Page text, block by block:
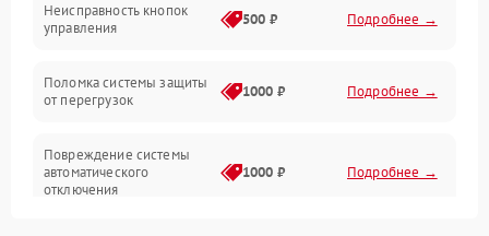
Прочие неисправности
Неисправность управления
Неисправность кнопок
управления
500 ₽ Подробнее →
Поломка системы защиты
от перегрузок
1000 ₽ Подробнее →
Повреждение системы
автоматического
отключения
1000 ₽ Подробнее →